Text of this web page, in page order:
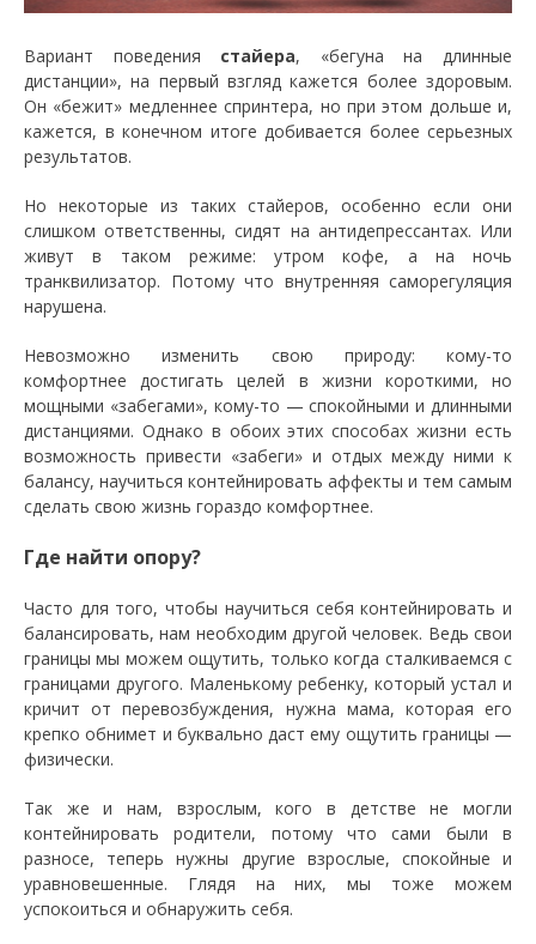
Вариант поведения стайера, «бегуна на длинные
дистанции», на первый взгляд кажется более здоровым.
Он «бежит» медленнее спринтера, но при этом дольше и,
кажется, в конечном итоге добивается более серьезных
результатов.
Но некоторые из таких стайеров, особенно если они
слишком ответственны, сидят на антидепрессантах. Или
живут в таком режиме: утром кофе, а на ночь
транквилизатор. Потому что внутренняя саморегуляция
нарушена.
Невозможно изменить свою природу: кому-то
комфортнее достигать целей в жизни короткими, но
мощными «забегами», кому-то — спокойными и длинными
дистанциями. Однако в обоих этих способах жизни есть
возможность привести «забеги» и отдых между ними к
балансу, научиться контейнировать аффекты и тем самым
сделать свою жизнь гораздо комфортнее.
Где найти опору?
Часто для того, чтобы научиться себя контейнировать и
балансировать, нам необходим другой человек. Ведь свои
границы мы можем ощутить, только когда сталкиваемся с
границами другого. Маленькому ребенку, который устал и
кричит от перевозбуждения, нужна мама, которая его
крепко обнимет и буквально даст ему ощутить границы —
физически.
Так же и нам, взрослым, кого в детстве не могли
контейнировать родители, потому что сами были в
разносе, теперь нужны другие взрослые, спокойные и
уравновешенные. Глядя на них, мы тоже можем
успокоиться и обнаружить себя.